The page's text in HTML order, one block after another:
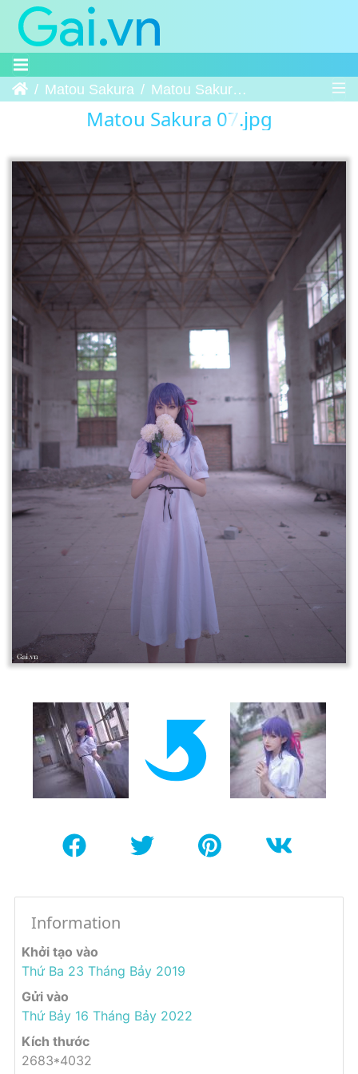
Trang chủMatou Sakura Matou Sakura 07
Matou Sakura 07.jpg
Information
Khởi tạo vào
Thứ Ba 23 Tháng Bảy 2019
Gửi vào
Thứ Bảy 16 Tháng Bảy 2022
Kích thước
2683*4032